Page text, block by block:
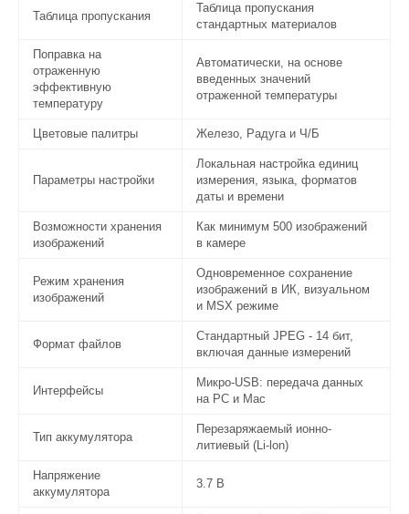
Таблица пропускания
Таблица пропускания
стандартных материалов
Поправка на
отраженную
эффективную
температуру
Автоматически, на основе
введенных значений
отраженной температуры
Цветовые палитры Железо, Радуга и Ч/Б
Параметры настройки
Локальная настройка единиц
измерения, языка, форматов
даты и времени
Возможности хранения
изображений
Как минимум 500 изображений
в камере
Режим хранения
изображений
Одновременное сохранение
изображений в ИК, визуальном
и MSX режиме
Формат файлов
Стандартный JPEG - 14 бит,
включая данные измерений
Интерфейсы
Микро-USB: передача данных
на PC и Mac
Тип аккумулятора
Перезаряжаемый ионно-
литиевый (Li-lon)
Напряжение
аккумулятора
3.7 В